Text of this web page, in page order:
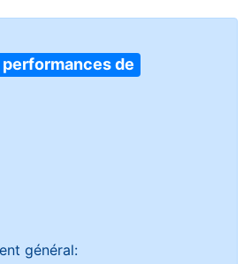
performances de
général: